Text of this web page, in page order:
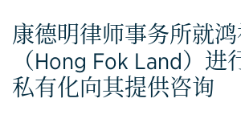
康德明律师事务所就
（Hong Fok Land）进
私有化向其提供咨询